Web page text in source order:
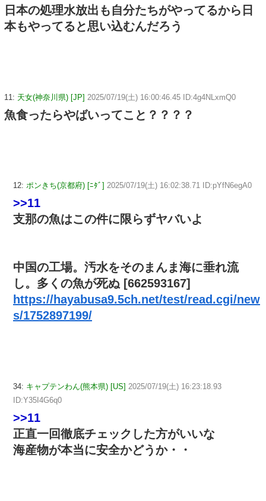
日本の処理水放出も自分たちがやってるから日
本もやってると思い込むんだろう
11: 天女(神奈川県) [JP] 2025/07/19(土) 16:00:46.45 ID:4g4NLxmQ0
魚食ったらやばいってこと？？？？
12: ポンきち(京都府) [ﾆﾀﾞ] 2025/07/19(土) 16:02:38.71 ID:pYfN6egA0
>>11
支那の魚はこの件に限らずヤバいよ
中国の工場。汚水をそのまんま海に垂れ流
し。多くの魚が死ぬ [662593167]
https://hayabusa9.5ch.net/test/read.cgi/new
s/1752897199/
34: キャプテンわん(熊本県) [US] 2025/07/19(土) 16:23:18.93
ID:Y35I4G6q0
>>11
正直一回徹底チェックした方がいいな
海産物が本当に安全かどうか・・